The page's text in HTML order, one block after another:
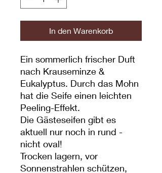
In den Warenkorb
Ein sommerlich frischer Duft
nach Krauseminze &
Eukalyptus. Durch das Mohn
hat die Seife einen leichten
Peeling-Effekt.
Die Gästeseifen gibt es
aktuell nur noch in rund -
nicht oval!
Trocken lagern, vor
Sonnenstrahlen schützen,